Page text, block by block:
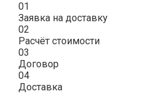
01
Заявка на доставку
02
Расчёт стоимости
03
Договор
04
Доставка